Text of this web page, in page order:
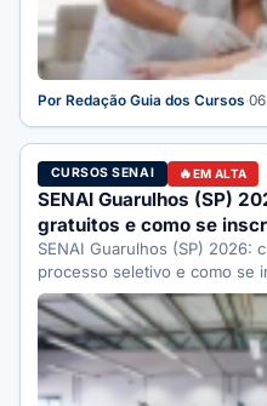
Por Redação Guia dos Cursos·
CURSOS SENAI EM ALTA
SENAI Guarulhos (SP)
gratuitos e como se
SENAI Guarulhos (SP) 2026:
processo seletivo e como se
completo.